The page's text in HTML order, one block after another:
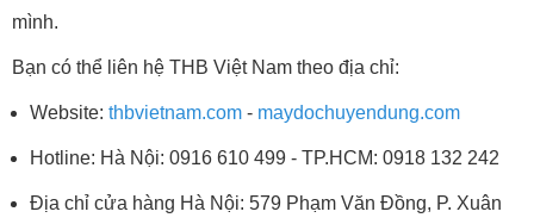
mình.
Bạn có thể liên hệ THB Việt Nam theo địa chỉ:
Website: thbvietnam.com - maydochuyendung.com
Hotline: Hà Nội: 0916 610 499 - TP.HCM: 0918 132 242
Địa chỉ cửa hàng Hà Nội: 579 Phạm Văn Đồng, P. Xuân